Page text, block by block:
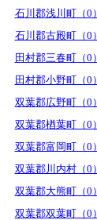
石川郡浅川町（0）
石川郡古殿町（0）
田村郡三春町（0）
田村郡小野町（0）
双葉郡広野町（0）
双葉郡楢葉町（0）
双葉郡富岡町（0）
双葉郡川内村（0）
双葉郡大熊町（0）
双葉郡双葉町（0）